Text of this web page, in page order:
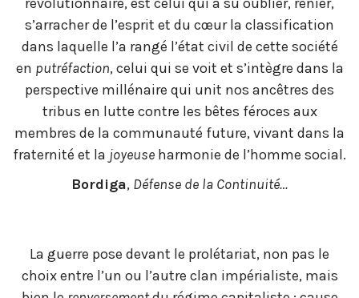
s’arracher de l’esprit et du cœur la classification
dans laquelle l’a rangé l’état civil de cette société
en putréfaction, celui qui se voit et s’intègre dans la
perspective millénaire qui unit nos ancêtres des
tribus en lutte contre les bêtes féroces aux
membres de la communauté future, vivant dans la
fraternité et la joyeuse harmonie de l’homme social.
Bordiga, Défense de la Continuité…
La guerre pose devant le prolétariat, non pas le
choix entre l’un ou l’autre clan impérialiste, mais